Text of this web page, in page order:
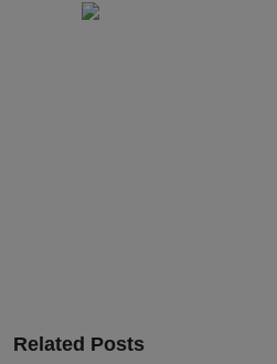
Related Posts